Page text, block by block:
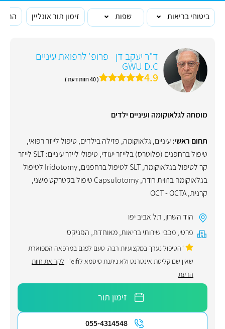
ביטוחי בריאות שפות זימון תור אונליין
ד"ר יעקב דן - פרופ' לרפואת עיניים
GWU D.C
4.9 ( 40 חוות דעת )
מומחה לגלאוקומה ועיניים ילדים
תחום ראשי:עיניים, גלאוקומה, פזילה בילדים, טיפול לייזר רפואי,
טיפול ברחפנים (פלוטרס) בלייזר יעודי,
טיפולי לייזר עיניים: SLT לייזר
קר לטיפול בגלאוקומה, SLT לטיפול ברחפנים, Iridotomy לטיפול
בגלאוקומה בזווית חדה, Capsulotomy טיפול בקטרקט משני
,
קרנית,
OCT - OCTA
הוד השרון, תל אביב יפו
פרטי,מכבי שירותי בריאות,מאוחדת, הפניקס
"הטיפול נערך במקצועיות רבה. טעם לפגם במרפאה המפוארת
שאין שם קליטת אינטרנט ולא ניתנת סיסמא לeifi"
לקריאת חוות
הדעת
זימון תור
055-4314548